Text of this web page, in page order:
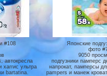
#108
автокресла
хаггис ультра
bartatina.
Японские
фото
9050
подгузники памперс
напрокат, памперсы
pampers и манеж